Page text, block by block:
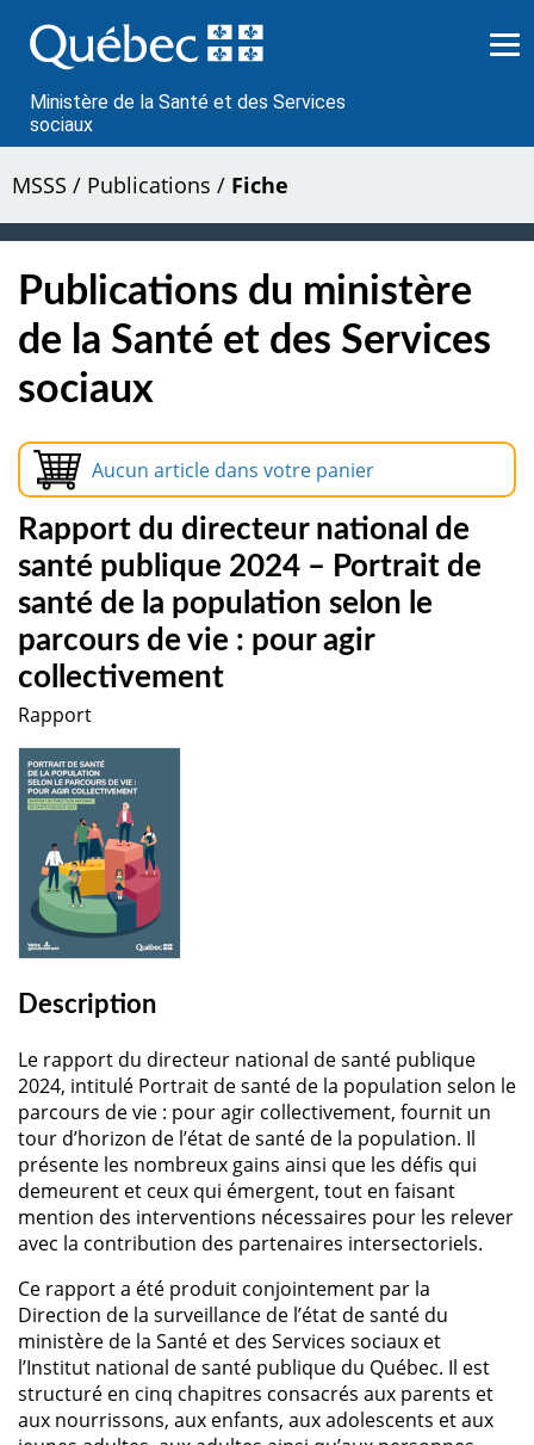
au
contenu
Ministère de la Santé et des Services
sociaux
MSSS / Publications / Fiche
Publications du ministère
de la Santé et des Services
sociaux
Aucun article dans votre panier
Rapport du directeur national de
santé publique 2024 – Portrait de
santé de la population selon le
parcours de vie : pour agir
collectivement
Rapport
Description
Le rapport du directeur national de santé publique
2024, intitulé Portrait de santé de la population selon le
parcours de vie : pour agir collectivement, fournit un
tour d’horizon de l’état de santé de la population. Il
présente les nombreux gains ainsi que les défis qui
demeurent et ceux qui émergent, tout en faisant
mention des interventions nécessaires pour les relever
avec la contribution des partenaires intersectoriels.
Ce rapport a été produit conjointement par la
Direction de la surveillance de l’état de santé du
ministère de la Santé et des Services sociaux et
l’Institut national de santé publique du Québec. Il est
structuré en cinq chapitres consacrés aux parents et
aux nourrissons, aux enfants, aux adolescents et aux